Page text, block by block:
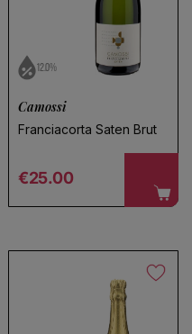
12.0%
Camossi
Franciacorta Saten Brut
Regular price
€25.00